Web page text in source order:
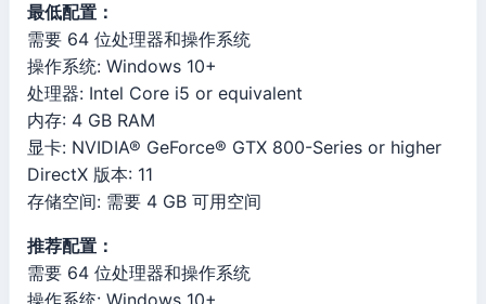
最低配置：
需要 64 位处理器和操作系统
操作系统: Windows 10+
处理器: Intel Core i5 or equivalent
内存: 4 GB RAM
显卡: NVIDIA® GeForce® GTX 800-Series or higher
DirectX 版本: 11
存储空间: 需要 4 GB 可用空间
推荐配置：
需要 64 位处理器和操作系统